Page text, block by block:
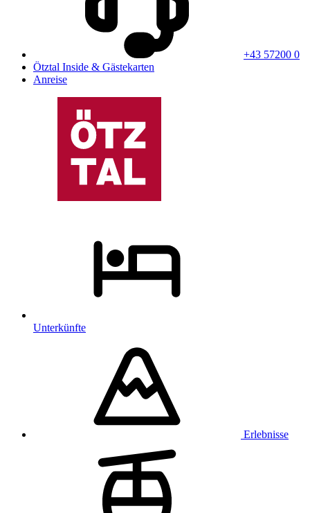
+43 57200 0
Ötztal Inside & Gästekarten
Anreise
Unterkünfte
Erlebnisse